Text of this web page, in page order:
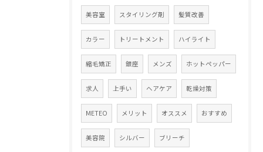
美容室 スタイリング剤 髪質改善
カラー トリートメント ハイライト
縮毛矯正 銀座 メンズ ホットペッパー
求人 上手い ヘアケア 乾燥対策
METEO メリット オススメ おすすめ
美容院 シルバー ブリーチ